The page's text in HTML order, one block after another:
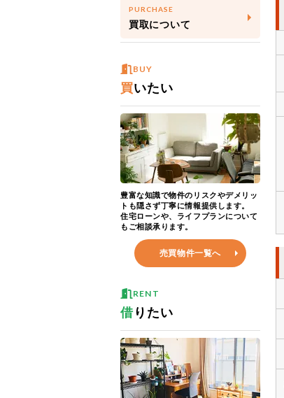
PURCHASE
買取について
BUY
買いたい
豊富な知識で物件のリスクやデメリッ
トも隠さず丁寧に情報提供します。
住宅ローンや、ライフプランについて
もご相談承ります。
売買物件一覧へ
RENT
借りたい